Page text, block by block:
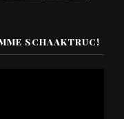
SCHAAKTRUC!